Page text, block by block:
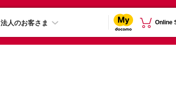
法人のお客さま Online